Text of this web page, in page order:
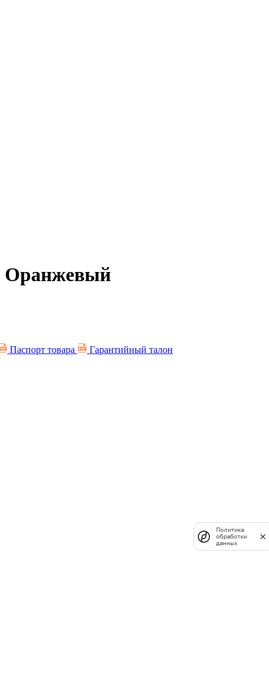
Оранжевый
Паспорт товара
Гарантийный талон
Политика
обработки
данных